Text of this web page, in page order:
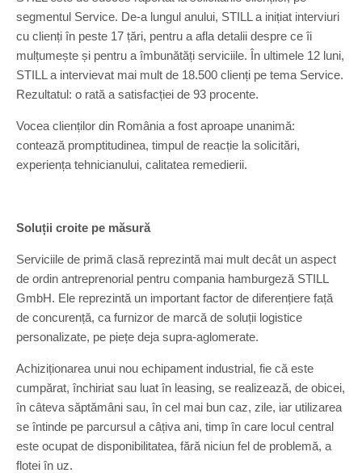
segmentul Service. De-a lungul anului, STILL a inițiat interviuri
cu clienți în peste 17 țări, pentru a afla detalii despre ce îi
mulțumește și pentru a îmbunătăți serviciile. În ultimele 12 luni,
STILL a intervievat mai mult de 18.500 clienți pe tema Service.
Rezultatul: o rată a satisfacției de 93 procente.
Vocea clienților din România a fost aproape unanimă:
contează promptitudinea, timpul de reacție la solicitări,
experiența tehnicianului, calitatea remedierii.
Soluții croite pe măsură
Serviciile de primă clasă reprezintă mai mult decât un aspect
de ordin antreprenorial pentru compania hamburgeză STILL
GmbH. Ele reprezintă un important factor de diferențiere față
de concurență, ca furnizor de marcă de soluții logistice
personalizate, pe piețe deja supra-aglomerate.
Achiziționarea unui nou echipament industrial, fie că este
cumpărat, închiriat sau luat în leasing, se realizează, de obicei,
în câteva săptămâni sau, în cel mai bun caz, zile, iar utilizarea
se întinde pe parcursul a câțiva ani, timp în care locul central
este ocupat de disponibilitatea, fără niciun fel de problemă, a
flotei în uz.